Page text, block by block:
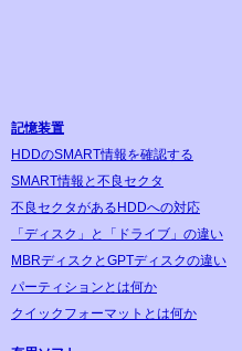
記憶装置
HDDのSMART情報を確認する
SMART情報と不良セクタ
不良セクタがあるHDDへの対応
「ディスク」と「ドライブ」の違い
MBRディスクとGPTディスクの違い
パーティションとは何か
クイックフォーマットとは何か